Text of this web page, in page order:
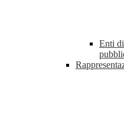
Enti